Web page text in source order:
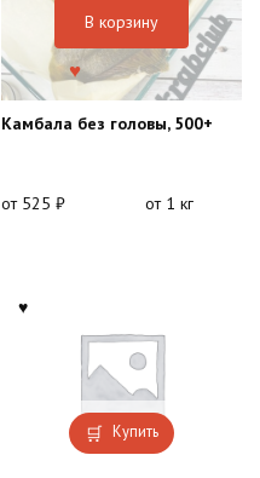
В корзину
Камбала без головы, 500+
от 525 ₽ от 1 кг
Купить